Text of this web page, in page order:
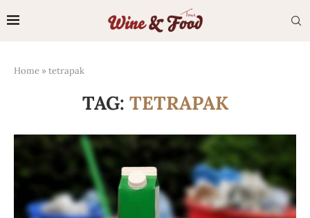
Home »tetrapak
TAG: TETRAPAK